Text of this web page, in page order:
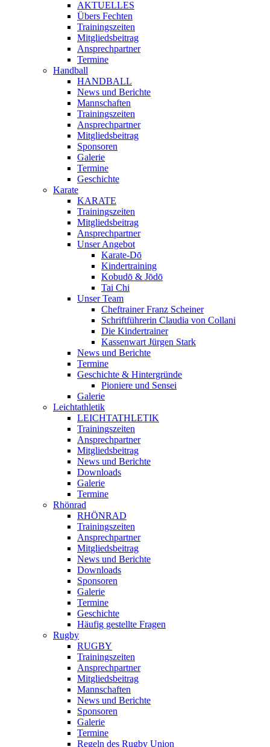
AKTUELLES
Übers Fechten
Trainingszeiten
Mitgliedsbeitrag
Ansprechpartner
Termine
Handball
HANDBALL
News und Berichte
Mannschaften
Trainingszeiten
Ansprechpartner
Mitgliedsbeitrag
Sponsoren
Galerie
Termine
Geschichte
Karate
KARATE
Trainingszeiten
Mitgliedsbeitrag
Ansprechpartner
Unser Angebot
Karate-Dō
Kindertraining
Kobudō & Jōdō
Tai Chi
Unser Team
Cheftrainer Franz Scheiner
Schriftführerin Claudia von Collani
Die Kindertrainer
Kassenwart Jürgen Stark
News und Berichte
Termine
Geschichte & Hintergründe
Pioniere und Sensei
Galerie
Leichtathletik
LEICHTATHLETIK
Trainingszeiten
Ansprechpartner
Mitgliedsbeitrag
News und Berichte
Downloads
Galerie
Termine
Rhönrad
RHÖNRAD
Trainingszeiten
Ansprechpartner
Mitgliedsbeitrag
News und Berichte
Downloads
Sponsoren
Galerie
Termine
Geschichte
Häufig gestellte Fragen
Rugby
RUGBY
Trainingszeiten
Ansprechpartner
Mitgliedsbeitrag
Mannschaften
News und Berichte
Sponsoren
Galerie
Termine
Regeln des Rugby Union